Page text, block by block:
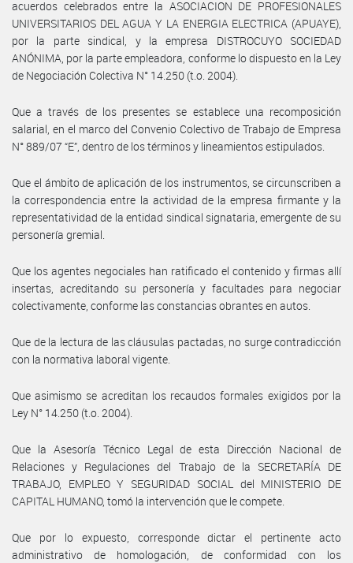
acuerdos celebrados entre la ASOCIACION DE PROFESIONALES
UNIVERSITARIOS DEL AGUA Y LA ENERGIA ELECTRICA (APUAYE),
por la parte sindical, y la empresa DISTROCUYO SOCIEDAD
ANÓNIMA, por la parte empleadora, conforme lo dispuesto en la Ley
de Negociación Colectiva N° 14.250 (t.o. 2004).
Que a través de los presentes se establece una recomposición
salarial, en el marco del Convenio Colectivo de Trabajo de Empresa
N° 889/07 “E”, dentro de los términos y lineamientos estipulados.
Que el ámbito de aplicación de los instrumentos, se circunscriben a
la correspondencia entre la actividad de la empresa firmante y la
representatividad de la entidad sindical signataria, emergente de su
personería gremial.
Que los agentes negociales han ratificado el contenido y firmas allí
insertas, acreditando su personería y facultades para negociar
colectivamente, conforme las constancias obrantes en autos.
Que de la lectura de las cláusulas pactadas, no surge contradicción
con la normativa laboral vigente.
Que asimismo se acreditan los recaudos formales exigidos por la
Ley N° 14.250 (t.o. 2004).
Que la Asesoría Técnico Legal de esta Dirección Nacional de
Relaciones y Regulaciones del Trabajo de la SECRETARÍA DE
TRABAJO, EMPLEO Y SEGURIDAD SOCIAL del MINISTERIO DE
CAPITAL HUMANO, tomó la intervención que le compete.
Que por lo expuesto, corresponde dictar el pertinente acto
administrativo de homologación, de conformidad con los